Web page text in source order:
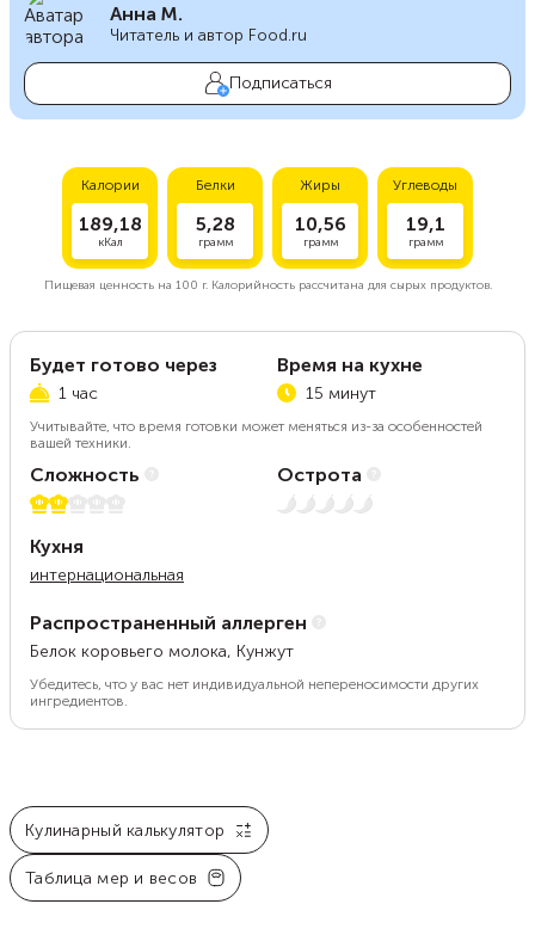
Анна М.
Читатель и автор Food.ru
Подписаться
Калории
189,18
кКал
Белки
5,28
грамм
Жиры
10,56
грамм
Углеводы
19,1
грамм
Пищевая ценность на 100 г.Калорийность рассчитана для сырых продуктов.
Будет готово через
1 час
Время на кухне
15 минут
Учитывайте, что время готовки может меняться из-за особенностей
вашей техники.
Сложность
2 из 5
Острота
Нет остроты
Кухня
интернациональная
Распространенный аллерген
Белок коровьего молока, Кунжут
Убедитесь, что у вас нет индивидуальной непереносимости других
ингредиентов.
Кулинарный калькулятор
Таблица мер и весов